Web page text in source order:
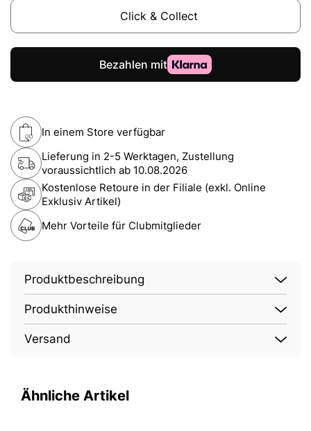
Click & Collect
In einem Store verfügbar
Lieferung in 2-5 Werktagen, Zustellung
voraussichtlich ab 10.08.2026
Kostenlose Retoure in der Filiale (exkl. Online
Exklusiv Artikel)
Mehr Vorteile für Clubmitglieder
Produktbeschreibung
Produkthinweise
Versand
Ähnliche Artikel